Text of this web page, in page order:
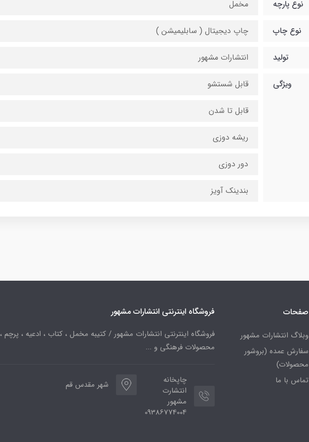
نوع پارچه مخمل
نوع چاپ چاپ دیجیتال ( سابلیمیشن )
تولید انتشارات مشهور
ویژگی قابل شستشو
قابل تا شدن
ریشه دوزی
دور دوزی
بندینک آویز
صفحات
وبلاگ انتشارات مشهور
سفارش عمده (بروشور
محصولات)
تماس با ما
فروشگاه اینترنتی انتشارات مشهور
فروشگاه اینترنتی انتشارات مشهور / کتیبه مخمل ، کتاب ، ادعیه ، پرچم ،
محصولات فرهنگی و ...
چاپخانه
انتشارت
مشهور
09386774004
شهر مقدس قم